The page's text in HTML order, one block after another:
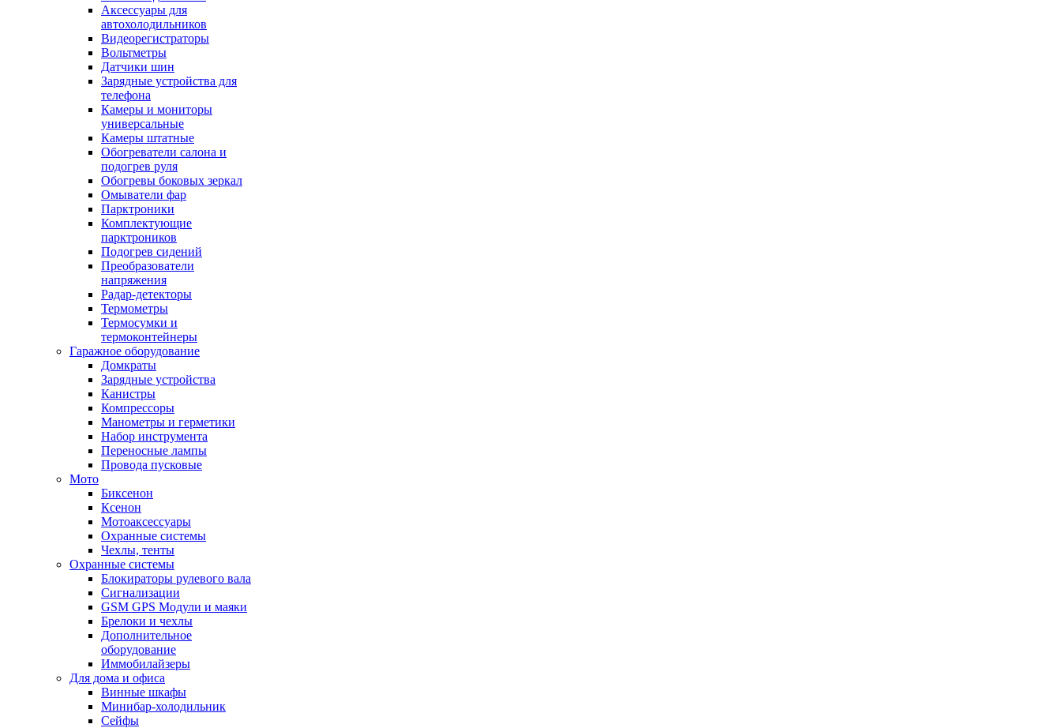
Аксессуары для
автохолодильников
Видеорегистраторы
Вольтметры
Датчики шин
Зарядные устройства для
телефона
Камеры и мониторы
универсальные
Камеры штатные
Обогреватели салона и
подогрев руля
Обогревы боковых зеркал
Омыватели фар
Парктроники
Комплектующие
парктроников
Подогрев сидений
Преобразователи
напряжения
Радар-детекторы
Термометры
Термосумки и
термоконтейнеры
Гаражное оборудование
Домкраты
Зарядные устройства
Канистры
Компрессоры
Манометры и герметики
Набор инструмента
Переносные лампы
Провода пусковые
Мото
Биксенон
Ксенон
Мотоаксессуары
Охранные системы
Чехлы, тенты
Охранные системы
Блокираторы рулевого вала
Сигнализации
GSM GPS Модули и маяки
Брелоки и чехлы
Дополнительное
оборудование
Иммобилайзеры
Для дома и офиса
Винные шкафы
Минибар-холодильник
Сейфы